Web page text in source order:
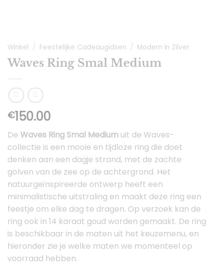
Winkel / Feestelijke Cadeaugidsen / Modern In Zilver
Waves Ring Smal Medium
€150.00
De Waves Ring Smal Medium uit de Waves-
collectie is een mooie en tijdloze ring die doet
denken aan een dagje strand, met de zachte
golven van de zee op de achtergrond. Het
natuurgeïnspireerde ontwerp heeft een
minimalistische uitstraling en maakt deze ring een
feestje om elke dag te dragen. Op verzoek kan de
ring ook in 14 karaat goud worden gemaakt. De ring
is beschikbaar in de maten uit het keuzemenu, en
hieronder zie je welke maten we momenteel op
voorraad hebben.